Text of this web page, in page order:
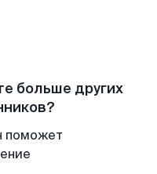
больше других
поможет